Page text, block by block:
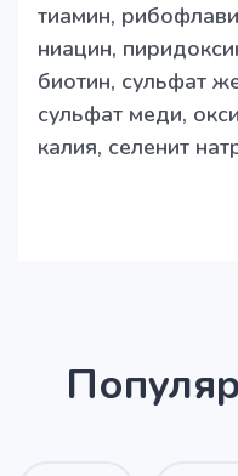
тиамин,
ниацин,
биотин, сульфат
сульфат меди,
калия, селенит